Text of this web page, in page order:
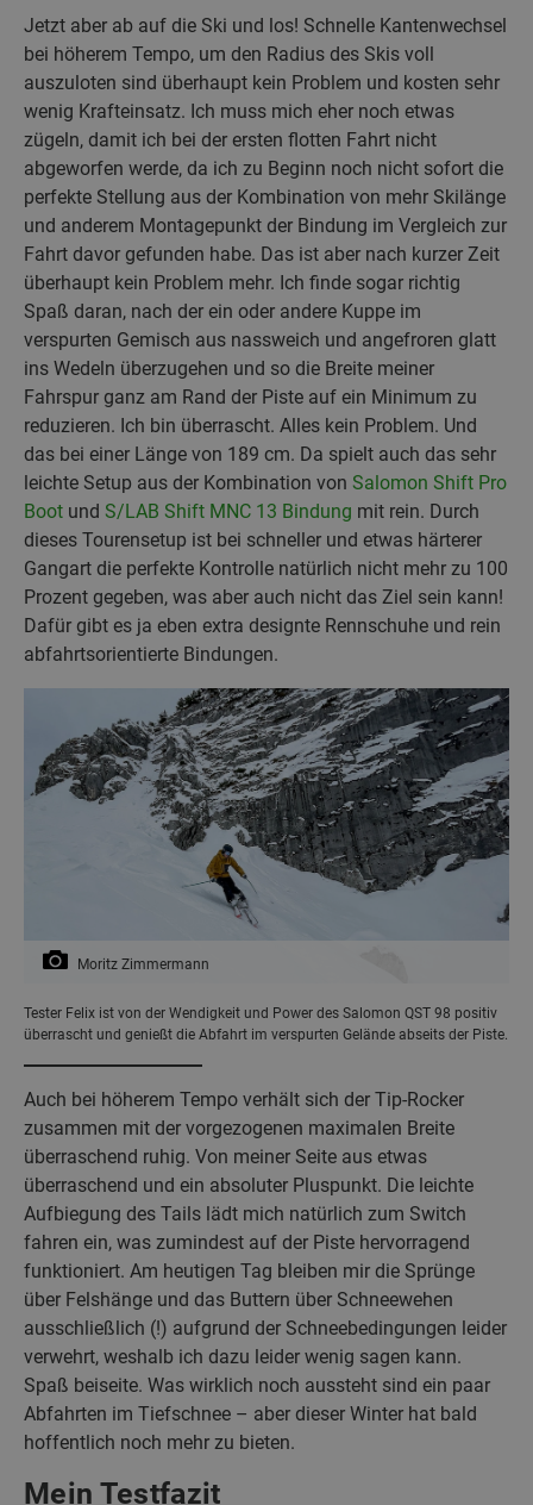
Jetzt aber ab auf die Ski und los! Schnelle Kantenwechsel
bei höherem Tempo, um den Radius des Skis voll
auszuloten sind überhaupt kein Problem und kosten sehr
wenig Krafteinsatz. Ich muss mich eher noch etwas
zügeln, damit ich bei der ersten flotten Fahrt nicht
abgeworfen werde, da ich zu Beginn noch nicht sofort die
perfekte Stellung aus der Kombination von mehr Skilänge
und anderem Montagepunkt der Bindung im Vergleich zur
Fahrt davor gefunden habe. Das ist aber nach kurzer Zeit
überhaupt kein Problem mehr. Ich finde sogar richtig
Spaß daran, nach der ein oder andere Kuppe im
verspurten Gemisch aus nassweich und angefroren glatt
ins Wedeln überzugehen und so die Breite meiner
Fahrspur ganz am Rand der Piste auf ein Minimum zu
reduzieren. Ich bin überrascht. Alles kein Problem. Und
das bei einer Länge von 189 cm. Da spielt auch das sehr
leichte Setup aus der Kombination von Salomon Shift Pro
Boot und S/LAB Shift MNC 13 Bindung mit rein. Durch
dieses Tourensetup ist bei schneller und etwas härterer
Gangart die perfekte Kontrolle natürlich nicht mehr zu 100
Prozent gegeben, was aber auch nicht das Ziel sein kann!
Dafür gibt es ja eben extra designte Rennschuhe und rein
abfahrtsorientierte Bindungen.
Moritz Zimmermann
Tester Felix ist von der Wendigkeit und Power des Salomon QST 98 positiv
überrascht und genießt die Abfahrt im verspurten Gelände abseits der Piste.
Auch bei höherem Tempo verhält sich der Tip-Rocker
zusammen mit der vorgezogenen maximalen Breite
überraschend ruhig. Von meiner Seite aus etwas
überraschend und ein absoluter Pluspunkt. Die leichte
Aufbiegung des Tails lädt mich natürlich zum Switch
fahren ein, was zumindest auf der Piste hervorragend
funktioniert. Am heutigen Tag bleiben mir die Sprünge
über Felshänge und das Buttern über Schneewehen
ausschließlich (!) aufgrund der Schneebedingungen leider
verwehrt, weshalb ich dazu leider wenig sagen kann.
Spaß beiseite. Was wirklich noch aussteht sind ein paar
Abfahrten im Tiefschnee – aber dieser Winter hat bald
hoffentlich noch mehr zu bieten.
Mein Testfazit